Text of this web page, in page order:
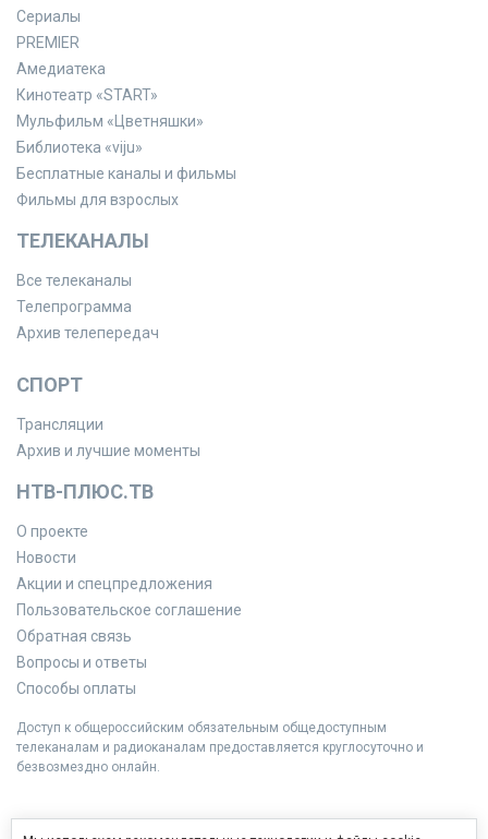
Сериалы
PREMIER
Амедиатека
Кинотеатр «START»
Мульфильм «Цветняшки»
Библиотека «viju»
Бесплатные каналы и фильмы
Фильмы для взрослых
ТЕЛЕКАНАЛЫ
Все телеканалы
Телепрограмма
Архив телепередач
СПОРТ
Трансляции
Архив и лучшие моменты
НТВ-ПЛЮС.ТВ
О проекте
Новости
Акции и спецпредложения
Пользовательское соглашение
Обратная связь
Вопросы и ответы
Способы оплаты
Доступ к общероссийским обязательным общедоступным
телеканалам и радиоканалам предоставляется круглосуточно и
безвозмездно онлайн.